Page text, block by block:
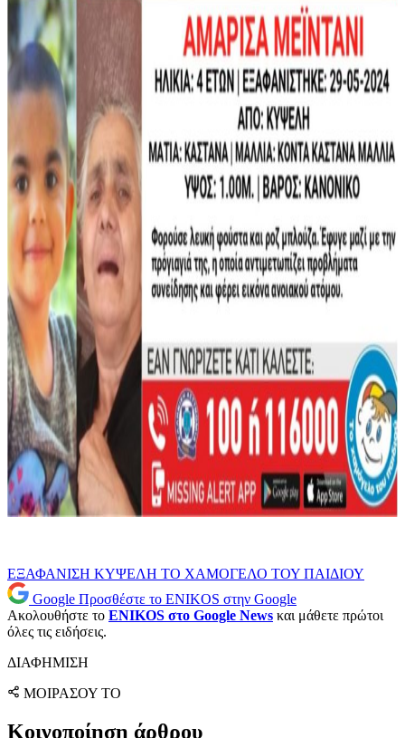
ΕΞΑΦΑΝΙΣΗ ΚΥΨΕΛΗ ΤΟ ΧΑΜΟΓΕΛΟ ΤΟΥ ΠΑΙΔΙΟΥ
Google Προσθέστε το ENIKOS στην Google
Ακολουθήστε το ENIKOS στο Google News και μάθετε πρώτοι
όλες τις ειδήσεις.
ΔΙΑΦΗΜΙΣΗ
ΜΟΙΡΑΣΟΥ ΤΟ
Κοινοποίηση άρθρου